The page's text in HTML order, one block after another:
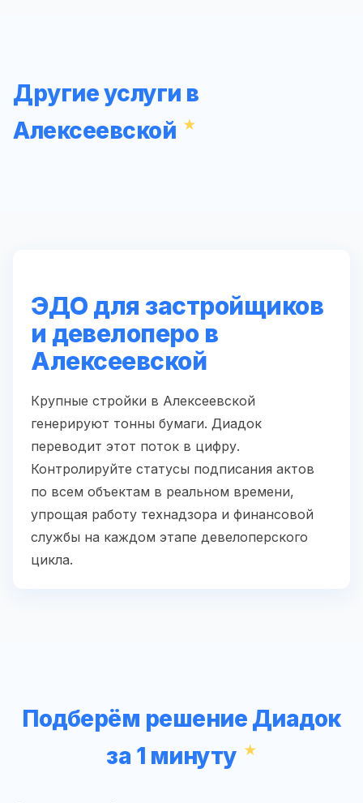
Другие услуги в
Алексеевской
ЭДО для застройщиков
и девелоперо в
Алексеевской
Крупные стройки в Алексеевской
генерируют тонны бумаги. Диадок
переводит этот поток в цифру.
Контролируйте статусы подписания актов
по всем объектам в реальном времени,
упрощая работу технадзора и финансовой
службы на каждом этапе девелоперского
цикла.
Подберём решение Диадок
за 1 минуту